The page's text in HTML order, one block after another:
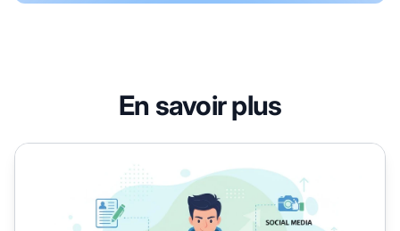
En savoir plus
Les livres sur le marketing d'affiliation conviennent-ils